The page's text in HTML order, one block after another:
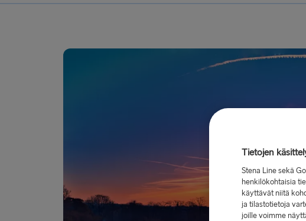
Tietojen
Stena Line sekä
henkilökohtaisia
käyttävät niitä
ja tilastotietoja
joille voimme